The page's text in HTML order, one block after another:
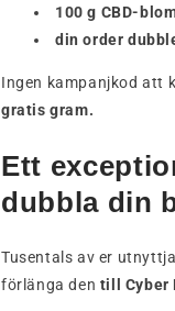
100 g CBD-
din order
Ingen kampanjkod att
gratis gram.
Ett
dubbla din
Tusentals av er
förlänga den till Cyber